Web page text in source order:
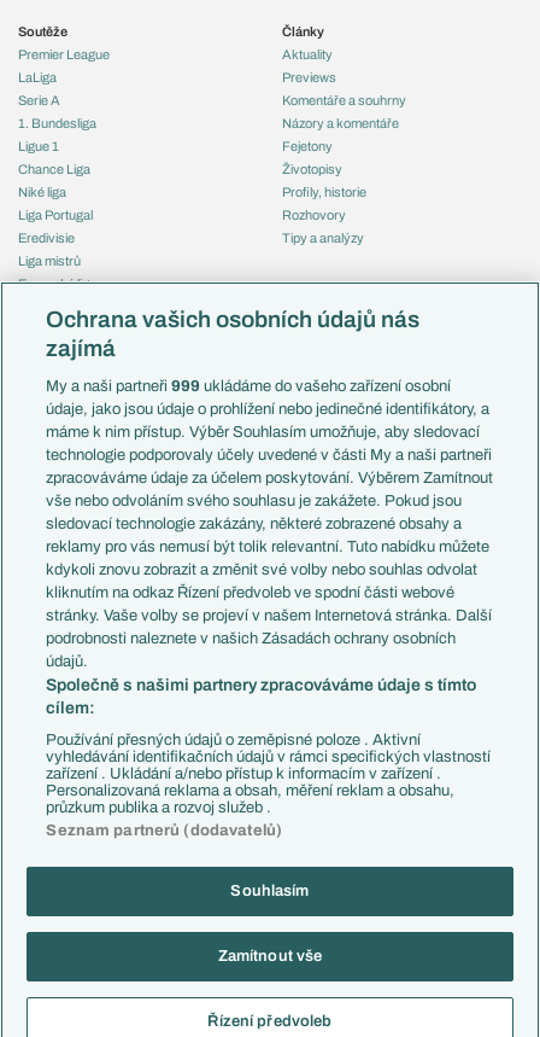
Soutěže
Premier League
LaLiga
Serie A
1. Bundesliga
Ligue 1
Chance Liga
Niké liga
Liga Portugal
Eredivisie
Liga mistrů
Evropská liga
Mistrovství světa
Liga národů
Témata
Představení týmů MS
EuroSkauting
PL v kostce
Evropské koeficienty
Přestupy
Přestupové spekulace
Zranění
Kluby
Arsenal FC
Chelsea FC
Manchester United
AC Milán
Juventus FC
Bayern Mnichov
FC Barcelona
Real Madrid
Články
Aktuality
Previews
Komentáře a souhrny
Názory a komentáře
Fejetony
Životopisy
Profily, historie
Rozhovory
Tipy a analýzy
Česko
Francie
Itálie
Německo
Španělsko
Argentina
Brazílie
Přestupy
Zápasy
Livescore
Tipovací soutěž
Copyright © 2001-2026 EuroFotbal.cz. Využíváme zpravodajství ČTK.
Informace o zpracování osobních údajů
Ochrana vašich osobních údajů nás
zajímá
My a naši partneři999 ukládáme do vašeho zařízení osobní
údaje, jako jsou údaje o prohlížení nebo jedinečné identifikátory, a
máme k nim přístup. Výběr Souhlasím umožňuje, aby sledovací
technologie podporovaly účely uvedené v části My a naši partneři
zpracováváme údaje za účelem poskytování. Výběrem Zamítnout
vše nebo odvoláním svého souhlasu je zakážete. Pokud jsou
sledovací technologie zakázány, některé zobrazené obsahy a
reklamy pro vás nemusí být tolik relevantní. Tuto nabídku můžete
kdykoli znovu zobrazit a změnit své volby nebo souhlas odvolat
kliknutím na odkaz Řízení předvoleb ve spodní části webové
stránky. Vaše volby se projeví v našem Internetová stránka. Další
podrobnosti naleznete v našich Zásadách ochrany osobních
údajů.
Společně s našimi partnery zpracováváme údaje s tímto
cílem:
Používání přesných údajů o zeměpisné poloze . Aktivní
vyhledávání identifikačních údajů v rámci specifických vlastností
zařízení . Ukládání a/nebo přístup k informacím v zařízení .
Personalizovaná reklama a obsah, měření reklam a obsahu,
průzkum publika a rozvoj služeb .
Seznam partnerů (dodavatelů)
Souhlasím
Zamítnout vše
Řízení předvoleb